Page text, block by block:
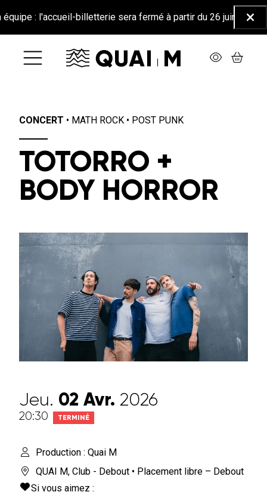
billetterie sera fermé à partir du 26 juin jusqu'au 25
CONCERT • MATH ROCK • POST PUNK
TOTORRO +
BODY HORROR
Jeu. 02 Avr. 2026
20:30 TERMINÉ
Production : Quai M
QUAI M, Club - Debout • Placement libre – Debout
Si vous aimez :